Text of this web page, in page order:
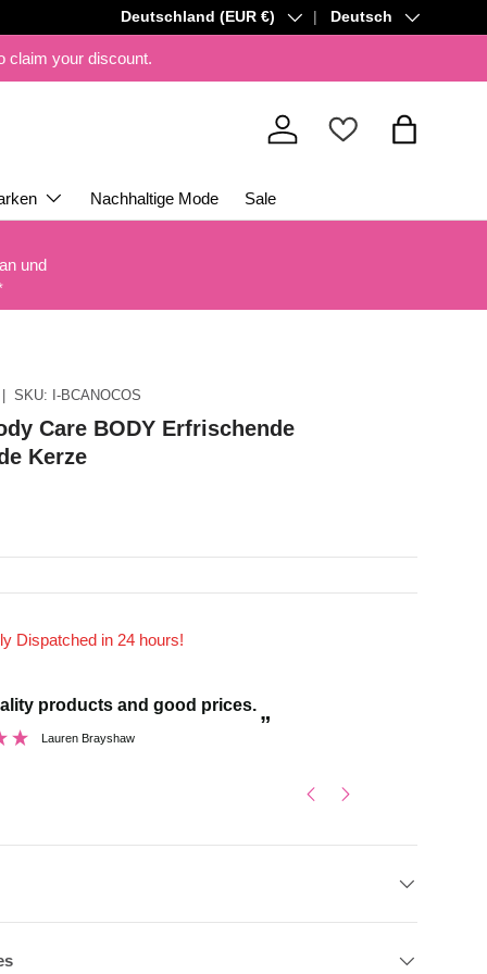
Land/Region
Deutschland (EUR €) SpracheDeutsch
claim your discount.
Einloggen
Nachhaltige Mode Sale
und
|SKU: I-BCANOCOS
Care BODY Erfrischende
Kerze
Dispatched in 24 hours!
”
products and good prices.
Lauren Brayshaw